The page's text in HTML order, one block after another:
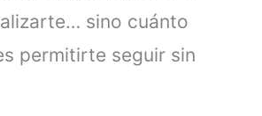
sino cuánto
permitirte seguir sin